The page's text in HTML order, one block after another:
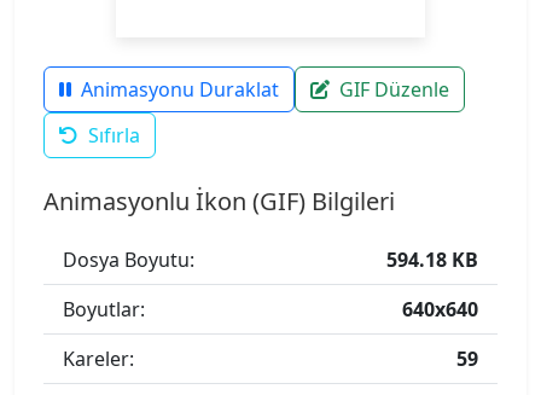
Animasyonu Duraklat
GIF Düzenle
Sıfırla
Animasyonlu İkon (GIF) Bilgileri
Dosya Boyutu:
594.18 KB
Boyutlar:
640x640
Kareler:
59